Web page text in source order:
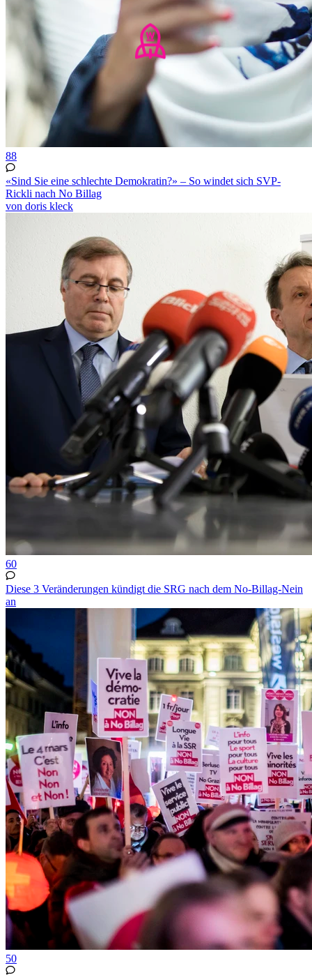
88
«Sind Sie eine schlechte Demokratin?» – So windet sich SVP-
Rickli nach No Billag
von doris kleck
60
Diese 3 Veränderungen kündigt die SRG nach dem No-Billag-Nein
an
50